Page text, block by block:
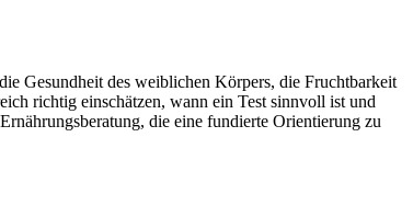
Gesundheit des weiblichen Körpers, die Fruchtbarkeit
richtig einschätzen, wann ein Test sinnvoll ist und
die eine fundierte Orientierung zu